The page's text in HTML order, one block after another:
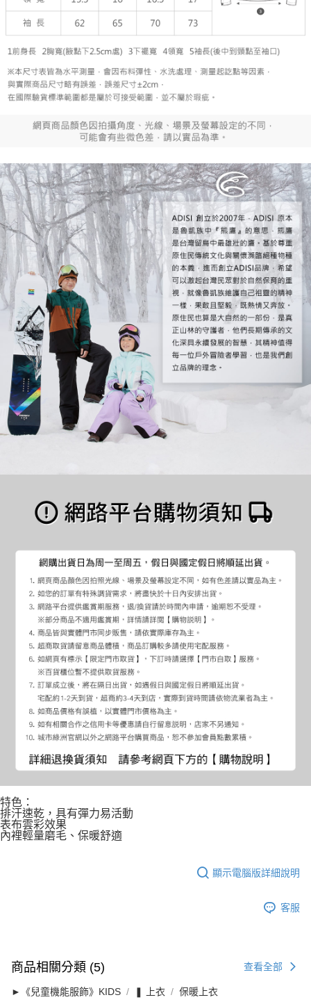
特色：
排汗速乾，具有彈力易活動
表布雲彩效果
內裡輕量磨毛、保暖舒適
顯示電腦版詳細說明
客服
商品相關分類 (5) 查看全部
►《兒童機能服飾》KIDS ❚ 上衣 保暖上衣